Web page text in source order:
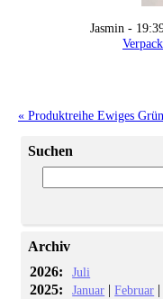
Jasmin -
« Produktreihe Ewiges
Suchen
Archiv
2026:
Juli
2025: Januar |Februar